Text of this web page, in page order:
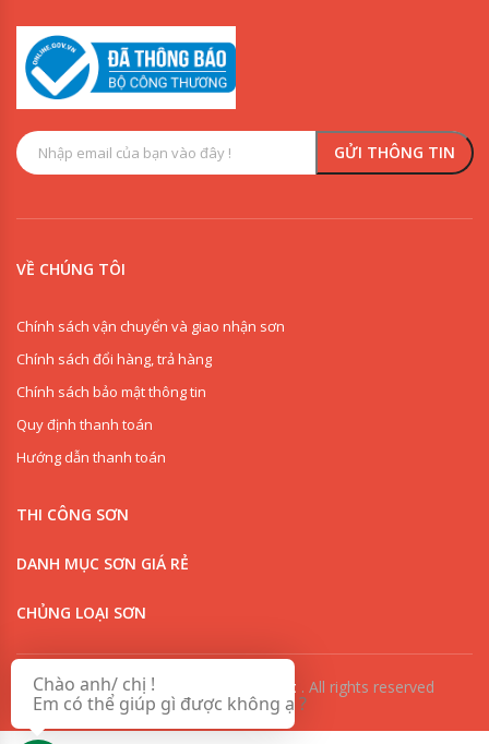
VỀ CHÚNG TÔI
Chính sách vận chuyển và giao nhận sơn
Chính sách đổi hàng, trả hàng
Chính sách bảo mật thông tin
Quy định thanh toán
Hướng dẫn thanh toán
THI CÔNG SƠN
DANH MỤC SƠN GIÁ RẺ
CHỦNG LOẠI SƠN
© Copyright 2018 Hồng Sơn Phát . All rights reserved
0918342277
Chào anh/ chị !
Em có thể giúp gì được không ạ ?